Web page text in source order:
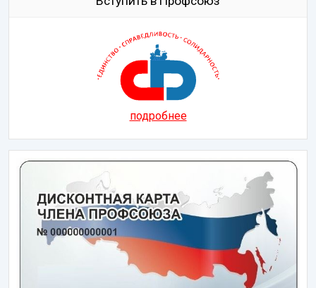
подробнее